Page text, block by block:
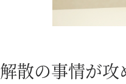
解散の事情が